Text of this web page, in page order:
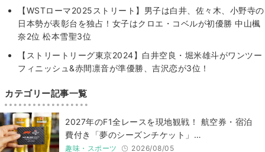
【WSTローマ2025ストリート】男子は白井、佐々木、小野寺の
日本勢が表彰台を独占！女子はクロエ・コベルが初優勝 中山楓
奈2位 松本雪聖3位
【ストリートリーグ東京2024】白井空良・堀米雄斗がワンツー
フィニッシュ&赤間凛音が準優勝、吉沢恋が3位！
カテゴリー記事一覧
2027年のF1全レースを現地観戦！ 航空券・宿泊
費付き「夢のシーズンチケット」…
趣味・スポーツ 2026/08/05